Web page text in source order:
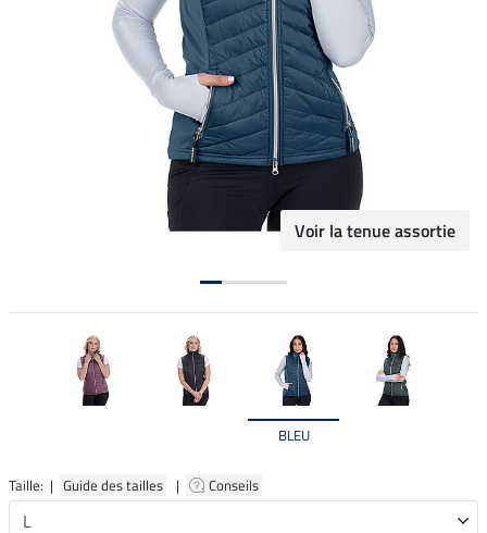
Voir la tenue assortie
BLEU
Taille: | Guide des tailles | Conseils